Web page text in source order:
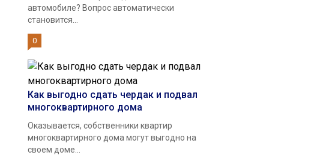
автомобиле? Вопрос автоматически
становится...
0
Как выгодно сдать чердак и подвал
многоквартирного дома
Оказывается, собственники квартир
многоквартирного дома могут выгодно на
своем доме...